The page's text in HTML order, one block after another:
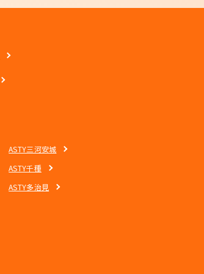
ASTY三河安城
ASTY千種
ASTY多治見